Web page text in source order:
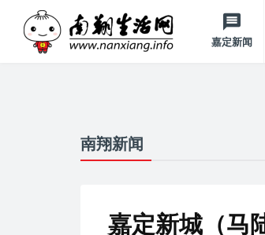
嘉定新闻
南翔新闻
嘉定新城（马